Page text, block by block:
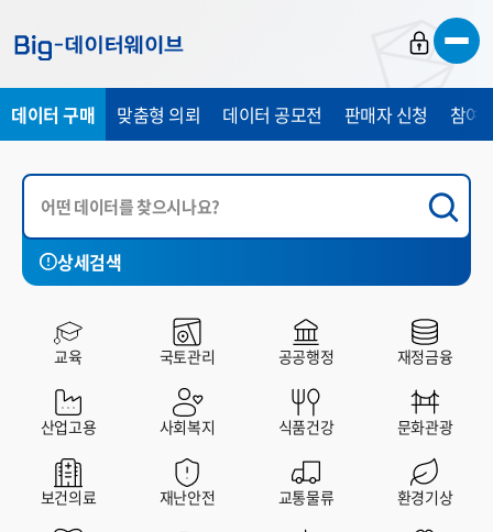
가
가
가
데이터 구매 맞춤형 의뢰 데이터 공모전 판매자 신청 참여
상세검색
국토관리 공공행정 사회복지
전체 유료 무료
교육 국토관리 공공행정 재정금융
산업고용 사회복지 식품건강 문화관광
보건의료 재난안전 교통물류 환경기상